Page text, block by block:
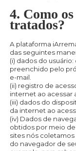
4. Como
tratados?
A plataforma
das seguintes
(i) dados do
preenchido pelo
e-mail.
(ii) registro de
internet ao acessar
(iii) dados do
da internet ao
(iv) Dados de
obtidos por meio
sites nós
do navegador de